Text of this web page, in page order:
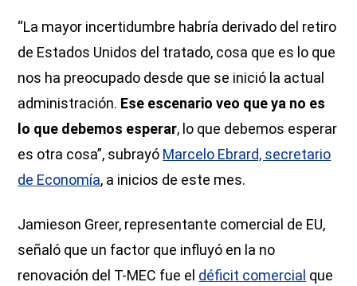
“La mayor incertidumbre habría derivado del retiro
de Estados Unidos del tratado, cosa que es lo que
nos ha preocupado desde que se inició la actual
administración. Ese escenario veo que ya no es
lo que debemos esperar, lo que debemos esperar
es otra cosa”, subrayó Marcelo Ebrard, secretario
de Economía, a inicios de este mes.
Jamieson Greer, representante comercial de EU,
señaló que un factor que influyó en la no
renovación del T-MEC fue el déficit comercial que